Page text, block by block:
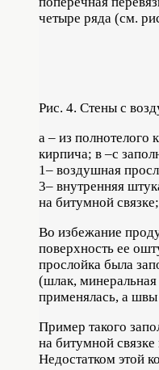
четыре ряда (см.
Рис. 4. Стены с
а – из полнотелого
кирпича; в –с
1– воздушная
3– внутренняя
на битумной
Во избежание
поверхность ее
прослойка была
(шлак, минеральная
применялась, а
Пример такого
на битумной связке
Недостатком этой